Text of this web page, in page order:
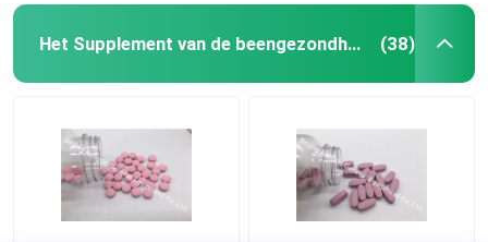
Het Supplement van de beengezondheid (38)